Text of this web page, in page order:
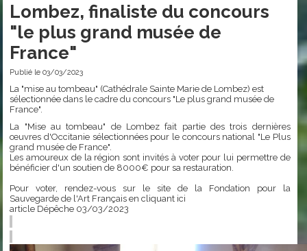
Lombez, finaliste du concours
"le plus grand musée de
France"
Publié le 03/03/2023
La "mise au tombeau" (Cathédrale Sainte Marie de Lombez) est
sélectionnée dans le cadre du concours "Le plus grand musée de
France".
La "Mise au tombeau" de Lombez fait partie des trois dernières
œuvres d'Occitanie sélectionnées pour le concours national "Le Plus
grand musée de France".
Les amoureux de la région sont invités à voter pour lui permettre de
bénéficier d'un soutien de 8000€ pour sa restauration.
Pour voter, rendez-vous sur le site de la Fondation pour la
Sauvegarde de l'Art Français encliquant ici
article Dépêche 03/03/2023